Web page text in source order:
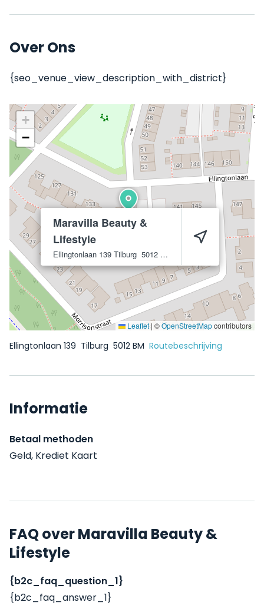
Over Ons
{seo_venue_view_description_with_district}
Maravilla Beauty &
Lifestyle
Ellingtonlaan 139 Tilburg 5012 BM
+
−
Leaflet | ©OpenStreetMapcontributors
Ellingtonlaan 139 Tilburg 5012 BM Routebeschrijving
Informatie
Betaal methoden
Geld, Krediet Kaart
FAQ over Maravilla Beauty &
Lifestyle
{b2c_faq_question_1}
{b2c_faq_answer_1}